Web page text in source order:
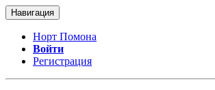
Навигация
Норт Помона
Войти
Регистрация